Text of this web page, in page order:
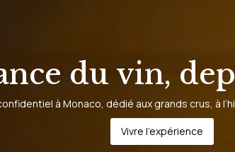
du vin,
à Monaco, dédié aux grands crus, à
Vivre l’expérience